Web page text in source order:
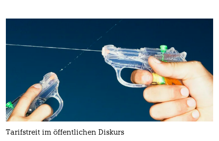
Tarifstreit im öffentlichen Diskurs